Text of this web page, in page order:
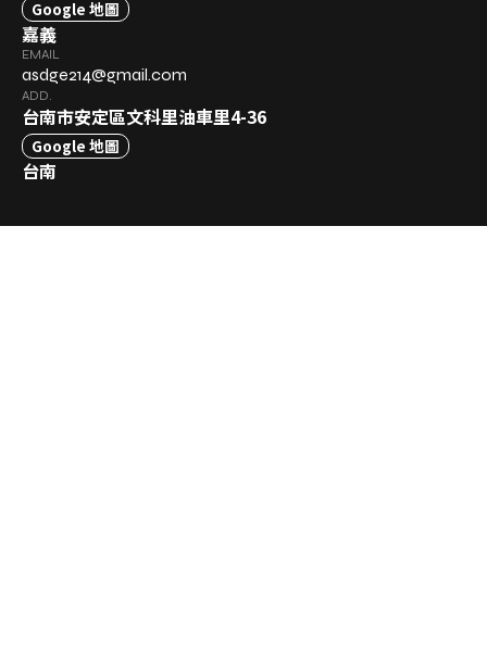
Google 地圖
嘉義
EMAIL
asdge214@gmail.com
ADD.
台南市安定區文科里油車里4-36
Google 地圖
台南